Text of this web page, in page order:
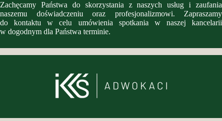
Zachęcamy Państwa do skorzystania z naszych usług i zaufania
naszemu doświadczeniu oraz profesjonalizmowi. Zapraszamy
do kontaktu w celu umówienia spotkania w naszej kancelarii
w dogodnym dla Państwa terminie.